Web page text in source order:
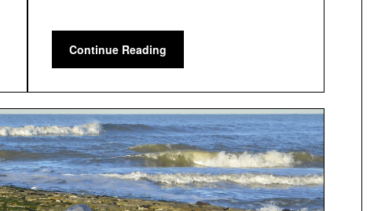
Continue Reading